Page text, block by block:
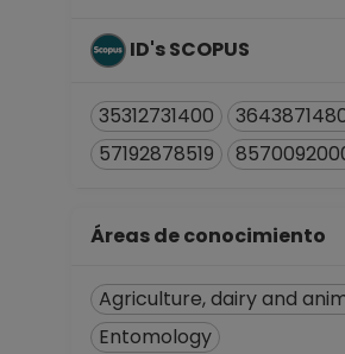
ID's SCOPUS
35312731400
57192878519
Áreas de conocimiento
Agriculture, dairy and
Entomology